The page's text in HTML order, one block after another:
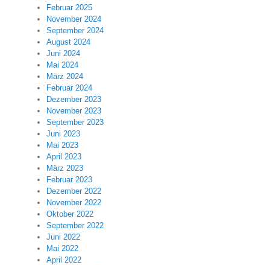
Februar 2025
November 2024
September 2024
August 2024
Juni 2024
Mai 2024
März 2024
Februar 2024
Dezember 2023
November 2023
September 2023
Juni 2023
Mai 2023
April 2023
März 2023
Februar 2023
Dezember 2022
November 2022
Oktober 2022
September 2022
Juni 2022
Mai 2022
April 2022